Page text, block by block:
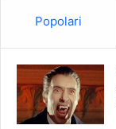
Popolari